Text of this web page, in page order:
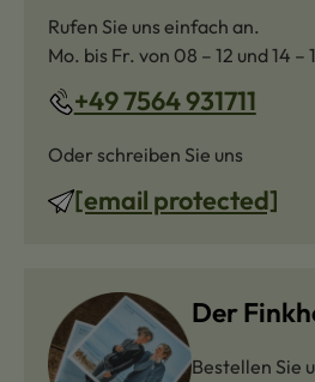
Rufen Sie uns einfach an.
Mo. bis Fr. von 08 – 12 und 14 –
+49 7564 931711
Oder schreiben Sie uns
[email protected]
Der
Bestellen Sie